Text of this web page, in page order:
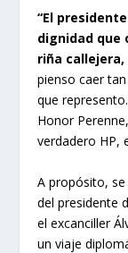
“El
dignidad que
riña
pienso caer
que
Honor
verdadero HP,
A propósito,
del presidente
el excanciller
un viaje